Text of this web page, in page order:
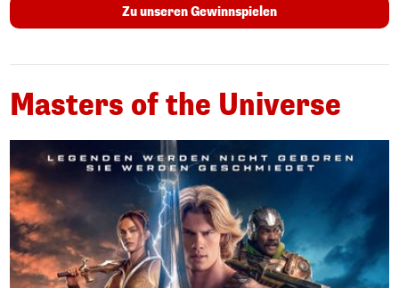
Zu unseren Gewinnspielen
Masters of the Universe